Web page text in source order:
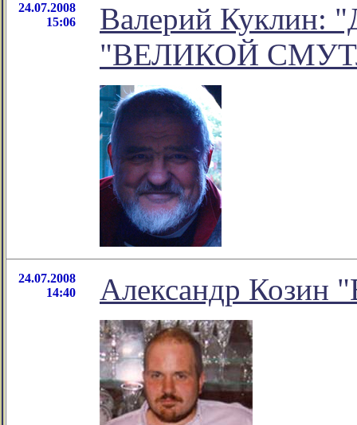
24.07.2008
15:06
Валерий
"ВЕЛИКОЙ
24.07.2008
14:40
Александр Козин